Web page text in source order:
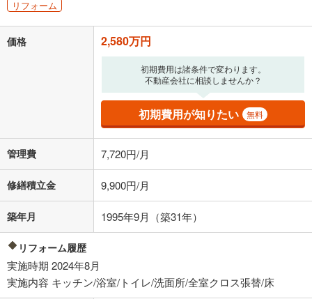
ローン返済額
上、ご自身での入力をお願いいたします。初期設定で自動入力されてい
る値は、実際の金融機関等における貸出金利とは何ら関係がなく、実際
の金融機関等における貸出金利を何ら保証するものではありません。返
済方法「元利均等返済」にて算出しております。入力された金利を35年
適用した場合の計算結果を表示しています。
す。
条件によってお借り入れができないことがあります。
不動産会社に購入相談をする 無料
リフォーム
価格 2,580万円
初期費用は諸条件で変わります。
不動産会社に相談しませんか？
初期費用が知りたい 無料
管理費 7,720円/月
修繕積立金 9,900円/月
築年月 1995年9月（築31年）
リフォーム履歴
実施時期 2024年8月
実施内容 キッチン/浴室/トイレ/洗面所/全室クロス張替/床